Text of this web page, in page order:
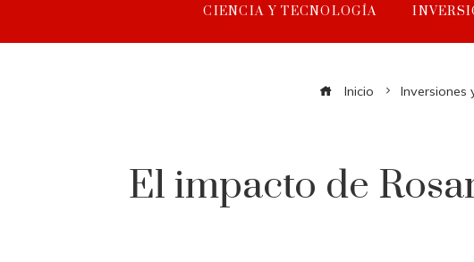
CIENCIA Y TECNOLOGÍA
Inicio Inversiones
El impacto de